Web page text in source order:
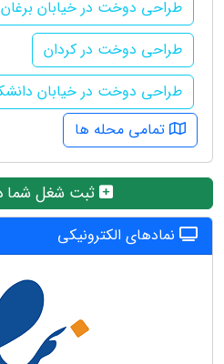
طراحی دوخت در خیابان برغان
طراحی دوخت در کردان
طراحی دوخت در خیابان
تمامی محله ها
ثبت شغل شما
نمادهای الکترونیکی